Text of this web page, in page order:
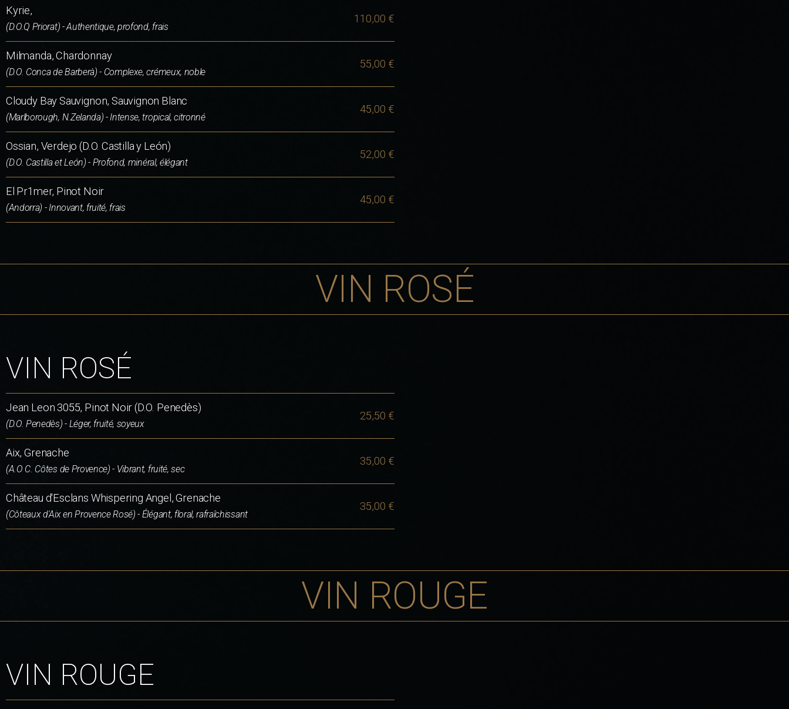
Kyrie,
(D.O.Q Priorat) - Authentique, profond, frais
110,00 €
Milmanda, Chardonnay
(D.O. Conca de Barberà) - Complexe, crémeux, noble
55,00 €
Cloudy Bay Sauvignon, Sauvignon Blanc
(Marlborough, N.Zelanda) - Intense, tropical, citronné
45,00 €
Ossian, Verdejo (D.O. Castilla y León)
(D.O. Castilla et León) - Profond, minéral, élégant
52,00 €
El Pr1mer, Pinot Noir
(Andorra) - Innovant, fruité, frais
45,00 €
VIN ROSÉ
VIN ROSÉ
Jean Leon 3055, Pinot Noir (D.O. Penedès)
(D.O. Penedès) - Léger, fruité, soyeux
25,50 €
Aix, Grenache
(A.O C. Côtes de Provence) - Vibrant, fruité, sec
35,00 €
Château d'Esclans Whispering Angel, Grenache
(Côteaux d'Aix en Provence Rosé) - Élégant, floral, rafraîchissant
35,00 €
VIN ROUGE
VIN ROUGE